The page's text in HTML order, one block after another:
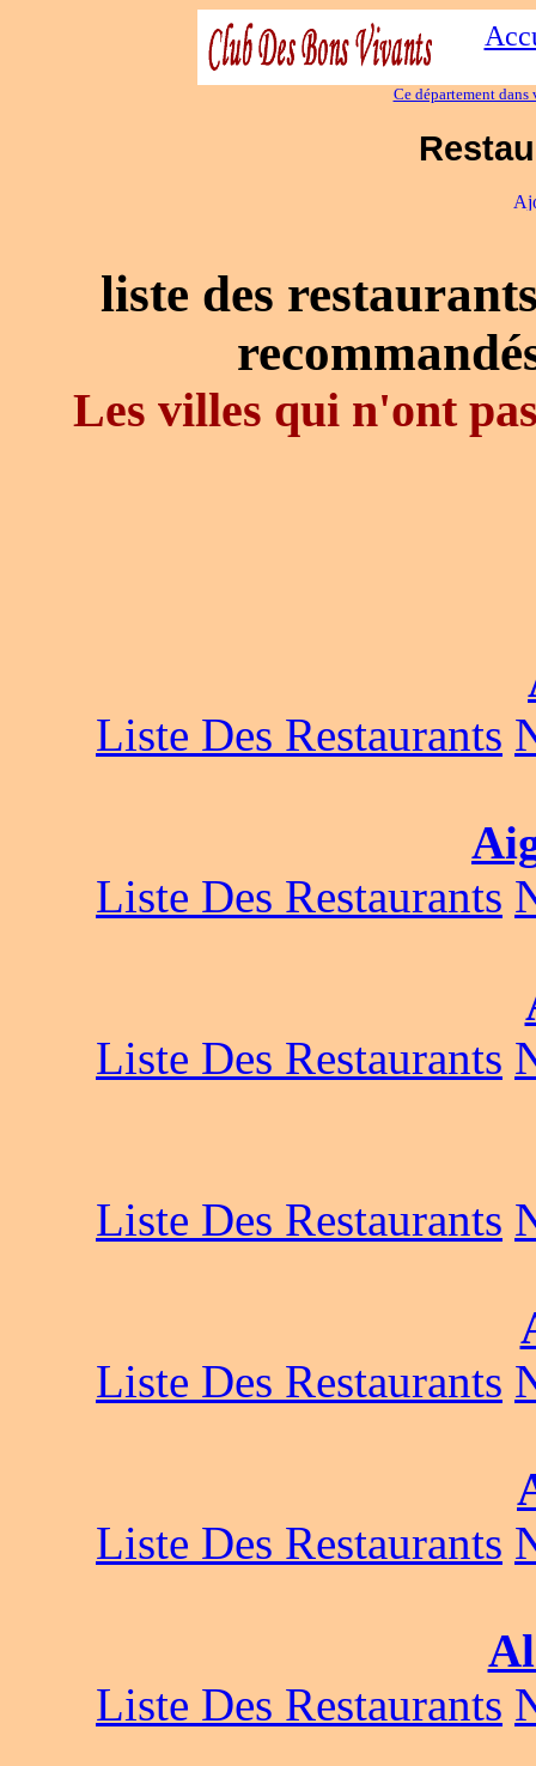
Ce département dans
liste des
Les villes qui n'ont
Liste Des Restaurants
Liste Des Restaurants
Liste Des Restaurants
Liste Des Restaurants
Liste Des Restaurants
Liste Des Restaurants
Liste Des Restaurants